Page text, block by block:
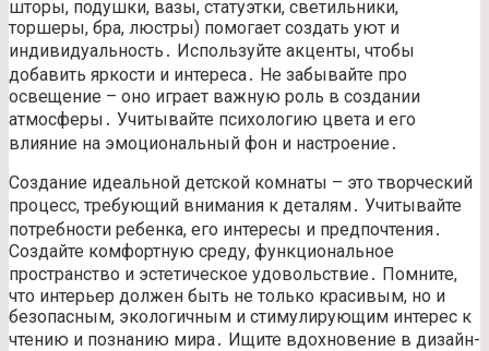
шторы, подушки, вазы, статуэтки, светильники,
торшеры, бра, люстры) помогает создать уют и
индивидуальность․ Используйте акценты, чтобы
добавить яркости и интереса․ Не забывайте про
освещение – оно играет важную роль в создании
атмосферы․ Учитывайте психологию цвета и его
влияние на эмоциональный фон и настроение․
Создание идеальной детской комнаты – это творческий
процесс, требующий внимания к деталям․ Учитывайте
потребности ребенка, его интересы и предпочтения․
Создайте комфортную среду, функциональное
пространство и эстетическое удовольствие․ Помните,
что интерьер должен быть не только красивым, но и
безопасным, экологичным и стимулирующим интерес к
чтению и познанию мира․ Ищите вдохновение в дизайн-